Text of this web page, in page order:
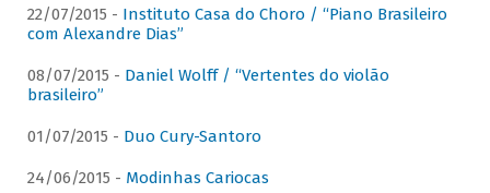
22/07/2015 - Instituto Casa do Choro / “Piano Brasileiro
com Alexandre Dias”
08/07/2015 - Daniel Wolff / “Vertentes do violão
brasileiro”
01/07/2015 - Duo Cury-Santoro
24/06/2015 - Modinhas Cariocas